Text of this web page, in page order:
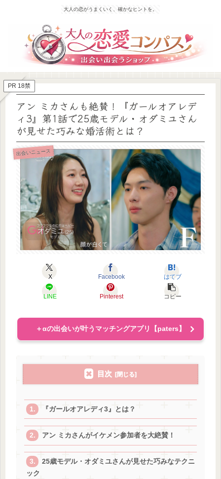
大人の恋がうまくいく、確かなヒントを。
PR 18禁
アン ミカさんも絶賛！『ガールオアレデ
ィ3』第1話で25歳モデル・オダミユさん
が見せた巧みな婚活術とは？
出会いニュース
X Facebook はてブ
LINE Pinterest コピー
＋αの出会いが叶うマッチングアプリ【paters】
目次
『ガールオアレディ3』とは？
アン ミカさんがイケメン参加者を大絶賛！
25歳モデル・オダミユさんが見せた巧みなテクニ
ック